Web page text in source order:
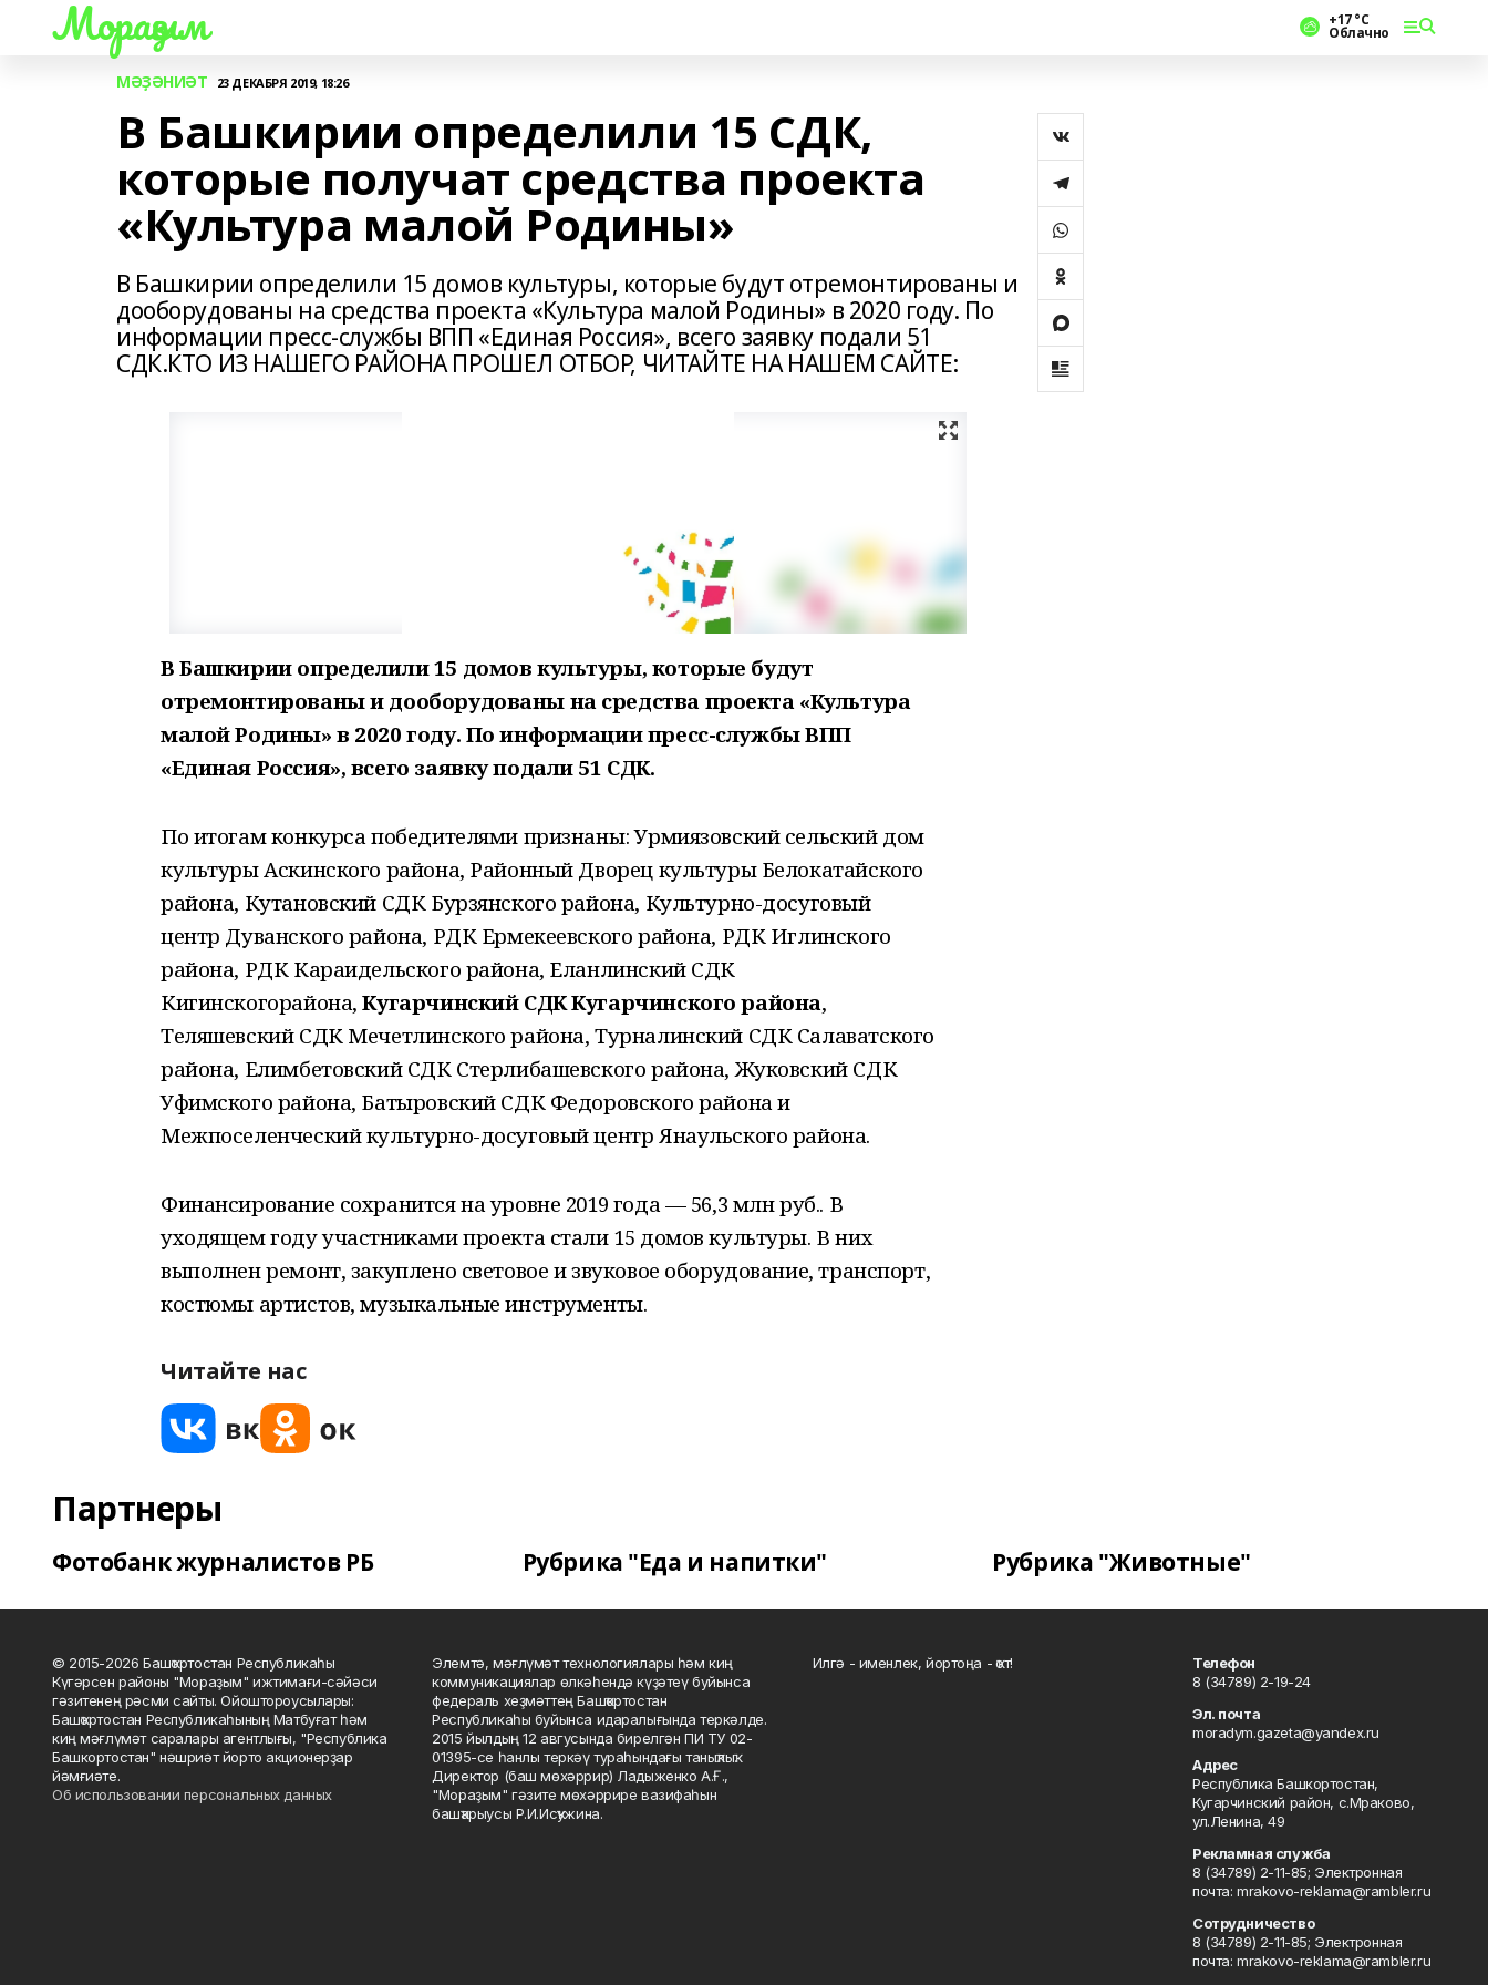
Мораҙым +17 °С
Облачно
МӘҘӘНИӘТ 23 ДЕКАБРЯ 2019, 18:26
В Башкирии определили 15 СДК,
которые получат средства проекта
«Культура малой Родины»
В Башкирии определили 15 домов культуры, которые будут отремонтированы и
дооборудованы на средства проекта «Культура малой Родины» в 2020 году. По
информации пресс-службы ВПП «Единая Россия», всего заявку подали 51
СДК.КТО ИЗ НАШЕГО РАЙОНА ПРОШЕЛ ОТБОР, ЧИТАЙТЕ НА НАШЕМ САЙТЕ:
В Башкирии определили 15 домов культуры, которые будут
отремонтированы и дооборудованы на средства проекта «Культура
малой Родины» в 2020 году. По информации пресс-службы ВПП
«Единая Россия», всего заявку подали 51 СДК.
По итогам конкурса победителями признаны: Урмиязовский сельский дом
культуры Аскинского района, Районный Дворец культуры Белокатайского
района, Кутановский СДК Бурзянского района, Культурно-досуговый
центр Дуванского района, РДК Ермекеевского района, РДК Иглинского
района, РДК Караидельского района, Еланлинский СДК
Кигинскогорайона,Кугарчинский СДК Кугарчинского района,
Теляшевский СДК Мечетлинского района, Турналинский СДК Салаватского
района, Елимбетовский СДК Стерлибашевского района, Жуковский СДК
Уфимского района, Батыровский СДК Федоровского района и
Межпоселенческий культурно-досуговый центр Янаульского района.
Финансирование сохранится на уровне 2019 года — 56,3 млн руб.. В
уходящем году участниками проекта стали 15 домов культуры. В них
выполнен ремонт, закуплено световое и звуковое оборудование, транспорт,
костюмы артистов, музыкальные инструменты.
Читайте нас
Партнеры
Фотобанк журналистов РБ Рубрика "Еда и напитки" Рубрика "Животные"
© 2015-2026 Башҡортостан Республикаһы
Күгәрсен районы "Мораҙым" ижтимағи-сәйәси
гәзитенең рәсми сайты. Ойоштороусылары:
Башҡортостан Республикаһының Матбуғат һәм
киң мәғлүмәт саралары агентлығы, "Республика
Башкортостан" нәшриәт йорто акционерҙар
йәмғиәте.
Об использовании персональных данных
Элемтә, мәғлүмәт технологиялары һәм киң
коммуникациялар өлкәһендә күҙәтеү буйынса
федераль хеҙмәттең Башҡортостан
Республикаһы буйынса идаралығында теркәлде.
2015 йылдың 12 авгусында бирелгән ПИ ТУ 02-
01395-се һанлы теркәү тураһындағы таныҡлыҡ.
Директор (баш мөхәррир) Ладыженко А.Ғ.,
"Мораҙым" гәзите мөхәррире вазифаһын
башҡарыусы Р.И.Исҡужина.
Илгә - именлек, йортоңа - ҡот!
Телефон
8 (34789) 2-19-24
Эл. почта
moradym.gazeta@yandex.ru
Адрес
Республика Башкортостан,
Кугарчинский район, с.Мраково,
ул.Ленина, 49
Рекламная служба
8 (34789) 2-11-85; Электронная
почта: mrakovo-reklama@rambler.ru
Сотрудничество
8 (34789) 2-11-85; Электронная
почта: mrakovo-reklama@rambler.ru